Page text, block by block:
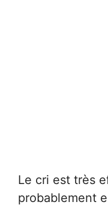
Le cri est très
probablement